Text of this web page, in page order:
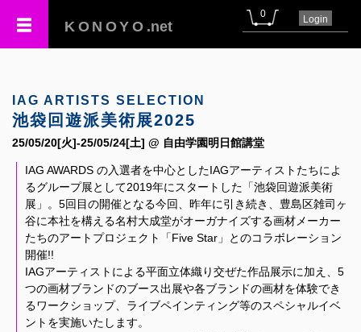
KONOYO .net
0 Login
IAG ARTISTS SELECTION
池袋回遊派美術展2025
25/05/20[火]-25/05/24[土] @ 自由学園明日館講堂
IAG AWARDS の入選者を中心としたIAGアーティストたちによ
るグループ展として2019年にスタートした「池袋回遊派美術
展」。5回目の開催となる今回、昨年に引き続き、豊島区雑司ヶ
谷に本社を構える名村大成堂がオーガナイズする画材メーカー
たちのアートプロジェクト「Five Star」とのコラボレーション
開催!!
IAGアーティストによる平面立体織り交ぜた作品展示に加え、5
つの画材ブランドのブース出展や各ブランドの画材を体験でき
るワークショップ、ライブペインティング等のスペシャルイベ
ントを実施いたします。